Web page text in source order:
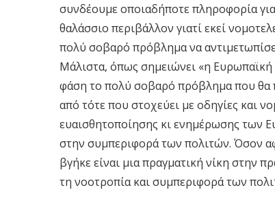
συνδέουμε οποιαδήποτε πληροφορία
θαλάσσιο περιβάλλον γιατί εκεί
πολύ σοβαρό πρόβλημα να
Μάλιστα, όπως σημειώνει «η Ευρωπαϊκή
φάση το πολύ σοβαρό πρόβλημα που θα
από τότε που στοχεύει με οδηγίες και
ευαισθητοποίησης κι ενημέρωσης των
στην συμπεριφορά των πολιτών. Όσον
βγήκε είναι μια πραγματική νίκη στην
τη νοοτροπία και συμπεριφορά των